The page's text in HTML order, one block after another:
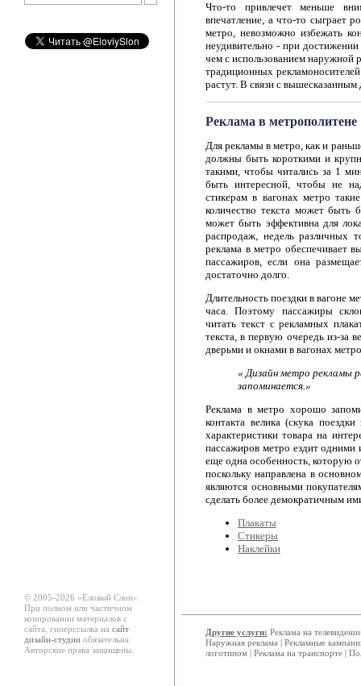
Что-то привлечет меньше
впечатление, а что-то сыграет
метро, невозможно избежать
неудивительно - при
чем с использованием наружной
традиционных
растут. В связи с вышесказанным
Реклама в метрополитене
Для рекламы в метро, как и
должны быть короткими и
такими, чтобы читались за 1
быть интересной, чтобы не
стикерам в вагонах метро
количество текста может быть
может быть эффективна для
распродаж, недель различных
реклама в метро обеспечивает
пассажиров, если она
достаточно долго.
Длительность поездки в вагоне
часа. Поэтому пассажиры
читать текст с рекламных
текста, в первую очередь из-за
дверьми и окнами в вагонах
« Дизайн метро рекламы
запоминается.»
Реклама в метро хорошо
контакта велика (скука
характеристики товара на
пассажиров метро ездит
еще одна особенность, которую
поскольку направлена в
являются основными
сделать более демократичным
Плакаты
Стикеры
Наклейки
© 2005-2026 «Еловый Cлон».
При полном или частичном
копировании материалов с
сайта, гиперссылка на сайт
дизайн-студии обязательна.
Авторские права защищены.
Другие услуги: Реклама на
Наружная реклама | Рекламные
логотипом | Реклама на транспорте |